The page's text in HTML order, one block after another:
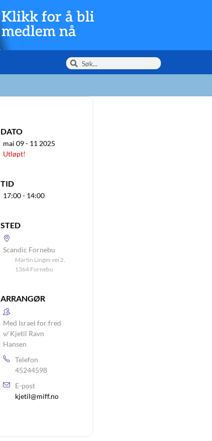
Klikk for å bli
medlem nå
DATO
mai 09 - 11 2025
Utløpt!
TID
17:00 - 14:00
STED
Scandic Fornebu
Martin Linges vei 2,
1364 Fornebu
ARRANGØR
Med Israel for fred
v/ Kjetil Ravn
Hansen
Telefon
45244598
E-post
kjetil@miff.no